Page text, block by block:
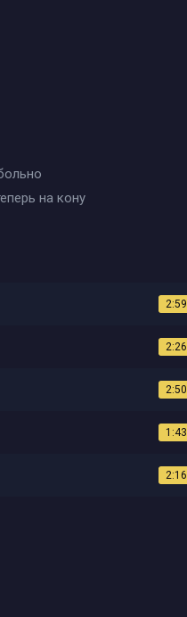
на кону
2:59
2:26
2:50
1:43
2:16